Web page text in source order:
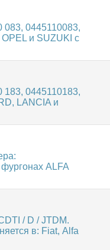
083, 0445110083,
и SUZUKI с
183, 0445110183,
LANCIA и
ALFA
/ D / JTDM.
в: Fiat, Alfa